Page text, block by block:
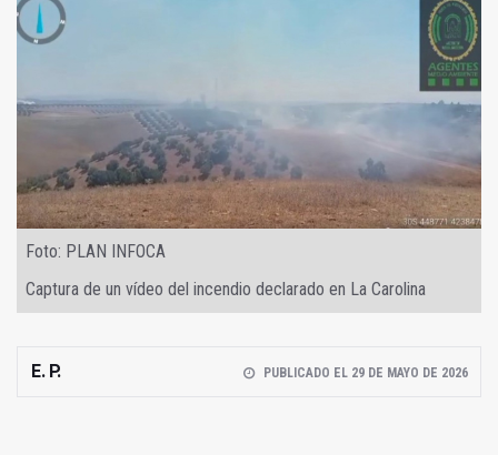
Foto: PLAN INFOCA
Captura de un vídeo del incendio declarado en La Carolina
E. P. PUBLICADO EL 29 DE MAYO DE 2026